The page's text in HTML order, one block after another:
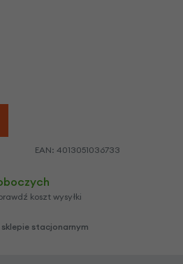
EAN: 4013051036733
koszt wysyłki
stacjonarnym